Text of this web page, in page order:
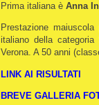
Prima italiana è Anna
Prestazione
italiano della
Verona. A 50 anni
LINK AI RISULTATI
BREVE GALLERIA